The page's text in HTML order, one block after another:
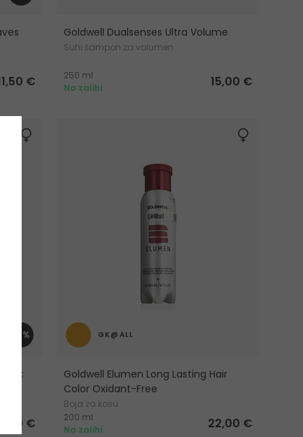
€
Goldwell Dualsenses Ultra Volume
Suhi šampon za volumen
250 ml
Na zalihi
15,00 €
-5%
16,50 €
GK@ALL
Goldwell Elumen Long Lasting Hair
Color Oxidant-Free
Boja za kosu
200 ml
Na zalihi
22,00 €